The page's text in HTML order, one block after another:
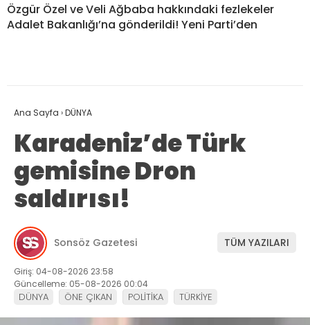
Özgür Özel ve Veli Ağbaba hakkındaki fezlekeler
Adalet Bakanlığı’na gönderildi! Yeni Parti’den
Ana Sayfa ›DÜNYA
Karadeniz’de Türk
gemisine Dron
saldırısı!
Sonsöz Gazetesi TÜM YAZILARI
Giriş: 04-08-2026 23:58
Güncelleme: 05-08-2026 00:04
DÜNYA ÖNE ÇIKAN POLİTİKA TÜRKİYE